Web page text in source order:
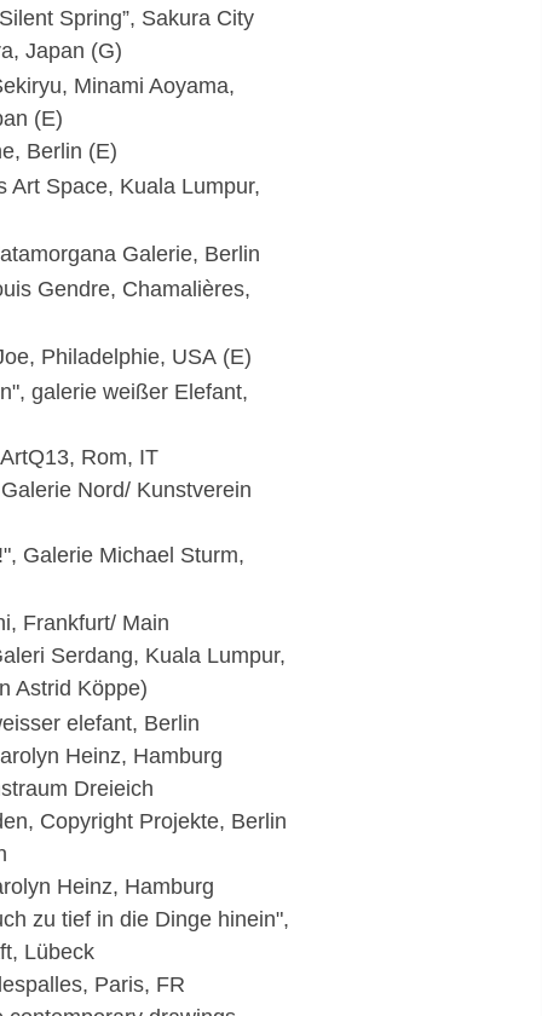
Spring”, Sakura City
Japan (G)
Minami Aoyama,
(E)
Berlin (E)
Art Space, Kuala Lumpur,
Galerie, Berlin
Gendre, Chamalières,
Philadelphie, USA (E)
galerie weißer Elefant,
Rom, IT
Nord/ Kunstverein
Galerie Michael Sturm,
Frankfurt/ Main
Serdang, Kuala Lumpur,
Astrid Köppe)
elefant, Berlin
Heinz, Hamburg
Dreieich
Copyright Projekte, Berlin
Heinz, Hamburg
zu tief in die Dinge hinein",
Lübeck
Paris, FR